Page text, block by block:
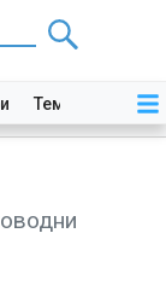
Теми Закони